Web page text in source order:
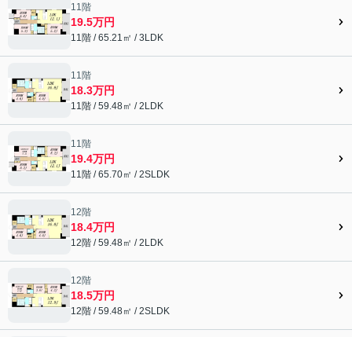
11階
19.5万円
11階 / 65.21㎡ / 3LDK
11階
18.3万円
11階 / 59.48㎡ / 2LDK
11階
19.4万円
11階 / 65.70㎡ / 2SLDK
12階
18.4万円
12階 / 59.48㎡ / 2LDK
12階
18.5万円
12階 / 59.48㎡ / 2SLDK